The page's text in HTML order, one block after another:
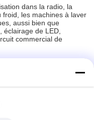
dans la radio, la
les machines à laver
aussi bien que
de LED,
commercial de